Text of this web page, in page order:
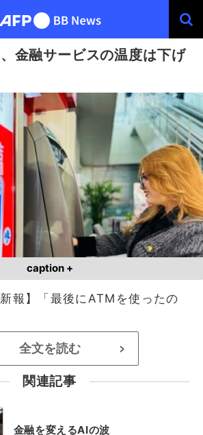
金融サービスの温度は下げ
caption +
報】「最後にATMを使ったの
全文を読む >
関連記事
金融を変えるAIの波